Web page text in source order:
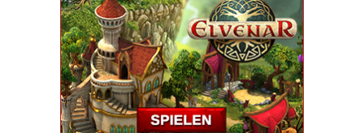
Download Spiele
3D Spiele
Tablet Spiele
Android Spiele
iPhone Spiele